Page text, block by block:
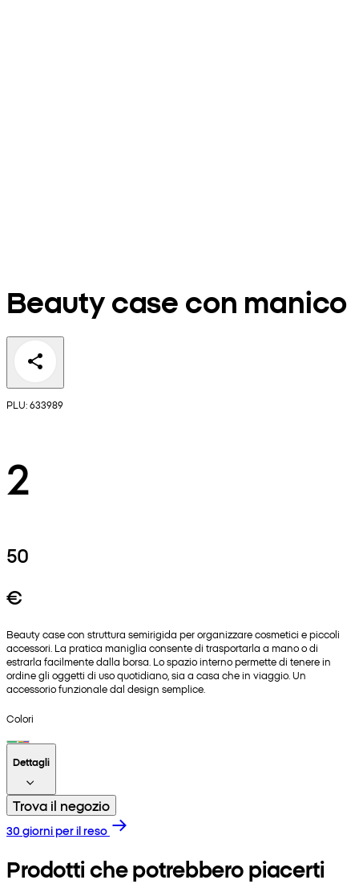
Beauty case con manico
PLU: 633989
2
50
€
Beauty case con struttura semirigida per organizzare cosmetici e piccoli
accessori. La pratica maniglia consente di trasportarla a mano o di
estrarla facilmente dalla borsa. Lo spazio interno permette di tenere in
ordine gli oggetti di uso quotidiano, sia a casa che in viaggio. Un
accessorio funzionale dal design semplice.
Colori
Dettagli
Trova il negozio
30 giorni per il reso
Prodotti che potrebbero piacerti